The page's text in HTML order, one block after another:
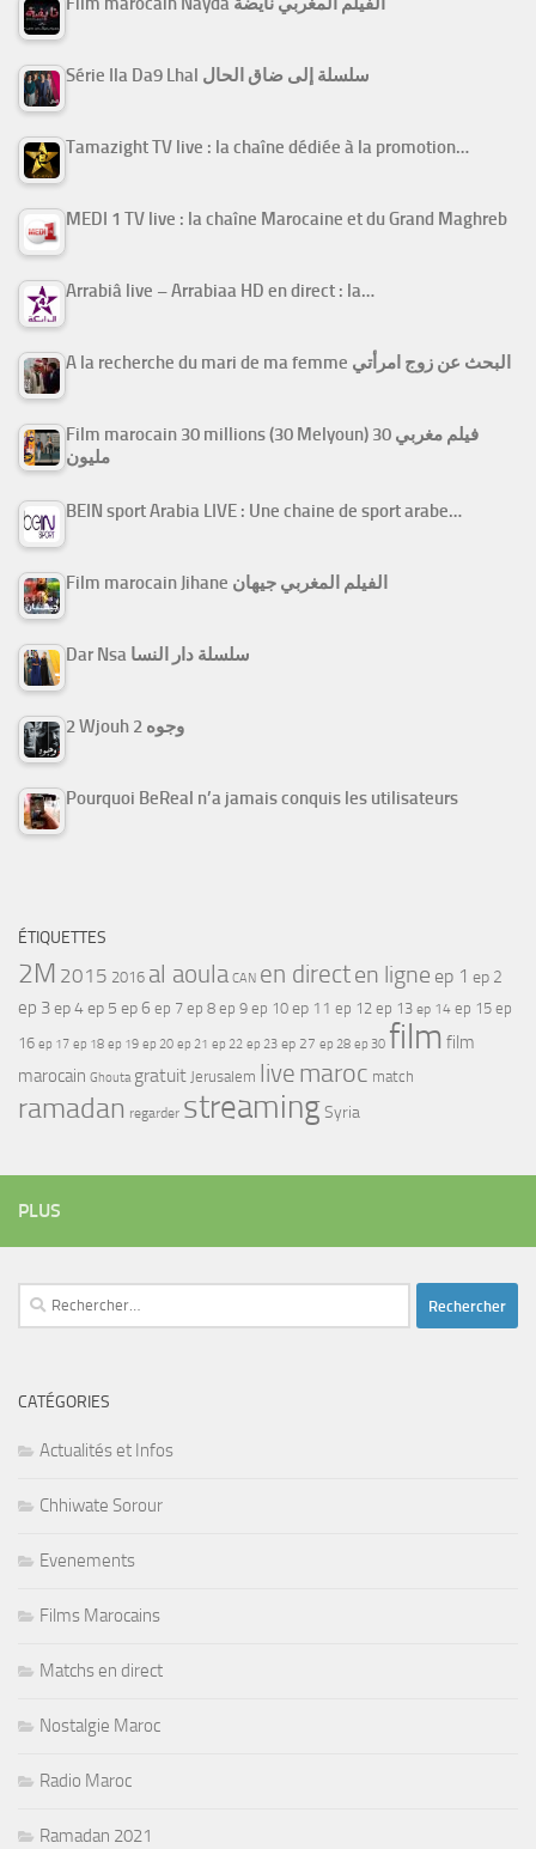
Série Ila Da9 Lhal سلسلة إلى ضاق الحال
Tamazight TV live : la chaîne dédiée à la promotion…
MEDI 1 TV live : la chaîne Marocaine et du Grand Maghreb
Arrabiâ live – Arrabiaa HD en direct : la…
A la recherche du mari de ma femme البحث عن زوج امرأتي
Film marocain 30 millions (30 Melyoun) فيلم مغربي 30
مليون
BEIN sport Arabia LIVE : Une chaine de sport arabe…
Film marocain Jihane الفيلم المغربي جيهان
Dar Nsa سلسلة دار النسا
2 Wjouh 2 وجوه
Pourquoi BeReal n’a jamais conquis les utilisateurs
ÉTIQUETTES
2M 2015 2016 al aoula CAN en directen ligne ep 1 ep 2
ep 3ep 4ep 5 ep 6 ep 7 ep 8 ep 9 ep 10 ep 11 ep 12 ep 13 ep 14 ep 15 ep
16 ep 17 ep 18 ep 19 ep 20 ep 21 ep 22 ep 23 ep 27 ep 28 ep 30 film film
marocain Ghouta gratuit Jerusalem live maroc match
ramadan regarder streamingSyria
PLUS
Rechercher :
CATÉGORIES
Actualités et Infos
Chhiwate Sorour
Evenements
Films Marocains
Matchs en direct
Nostalgie Maroc
Radio Maroc
Ramadan 2021